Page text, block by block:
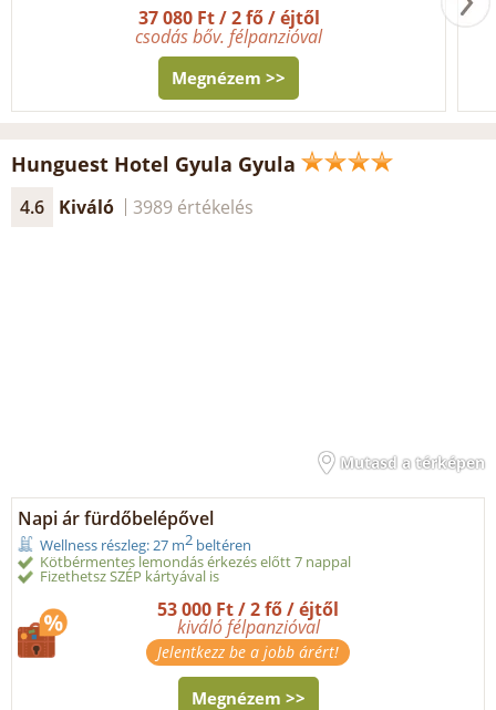
37 080 Ft / 2 fő / éjtől
csodás bőv. félpanzióval
Megnézem >>
Hunguest Hotel Gyula Gyula
4.6 Kiváló 3989 értékelés
Mutasd a térképen
Napi ár fürdőbelépővel
Wellness részleg: 27 m2 beltéren
Kötbérmentes lemondás érkezés előtt 7 nappal
Fizethetsz SZÉP kártyával is
53 000 Ft / 2 fő / éjtől
kiváló félpanzióval
Jelentkezz be a jobb árért!
Megnézem >>